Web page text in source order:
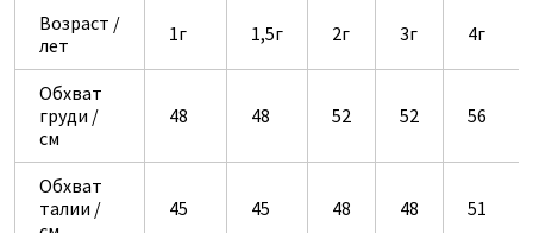
Возраст /
лет
1г 1,5г 2г 3г 4г
Обхват
груди /
см
48 48 52 52 56
Обхват
талии /
45 45 48 48 51